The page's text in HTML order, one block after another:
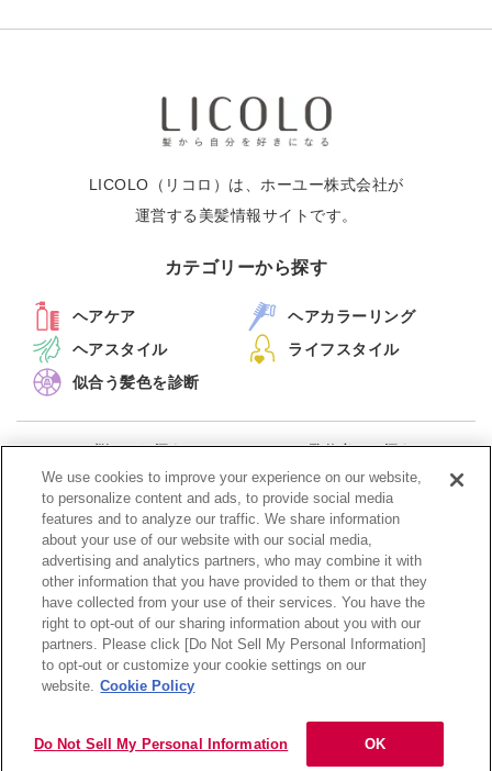
LICOLO（リコロ）は、ホーユー株式会社が
運営する美髪情報サイトです。
カテゴリーから探す
ヘアケア
ヘアカラーリング
ヘアスタイル
ライフスタイル
似合う髪色を診断
お悩みから探す
監修者から探す
メルマガ配信停止
利用規約
クッキーポリシー
個人情報保護方針
Copyright Hoyu Co., Ltd. All rights reserved.
We use cookies to improve your experience on our website,
to personalize content and ads, to provide social media
features and to analyze our traffic. We share information
about your use of our website with our social media,
advertising and analytics partners, who may combine it with
other information that you have provided to them or that they
have collected from your use of their services. You have the
right to opt-out of our sharing information about you with our
partners. Please click [Do Not Sell My Personal Information]
to opt-out or customize your cookie settings on our
website. Cookie Policy
Do Not Sell My Personal Information OK